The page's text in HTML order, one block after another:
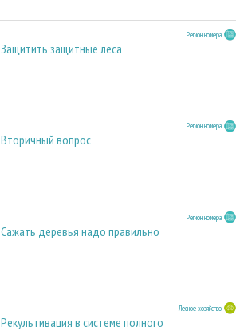
Регион номера
Защитить защитные леса
Регион номера
Вторичный вопрос
Регион номера
Сажать деревья надо правильно
Лесное хозяйство
Рекультивация в системе полного